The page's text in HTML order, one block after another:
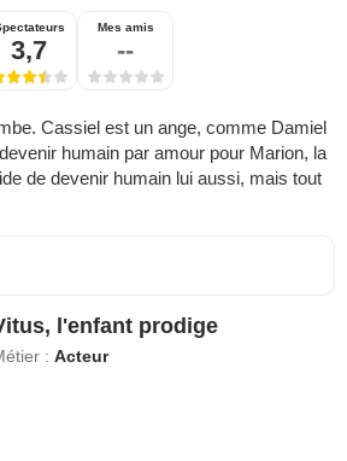
3,7
Mes amis
--
Cassiel est un ange, comme Damiel
humain par amour pour Marion, la
de devenir humain lui aussi, mais tout
l'enfant prodige
:Acteur